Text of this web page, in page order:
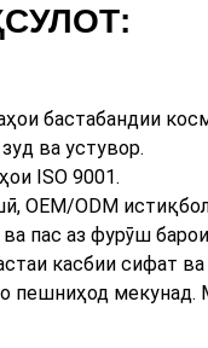
бастабандии
ва устувор.
ISO 9001.
OEM/ODM
пас аз фурӯш
касбии сифат
пешниҳод